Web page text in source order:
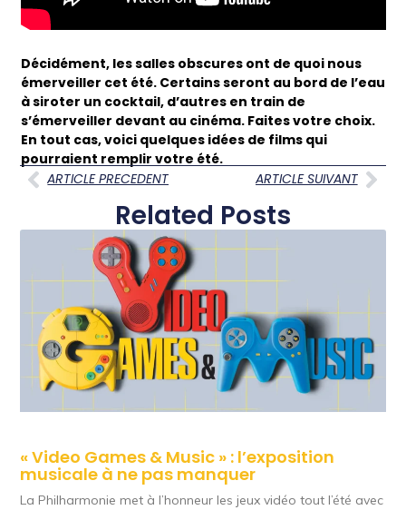
Décidément, les salles obscures ont de quoi nous
émerveiller cet été. Certains seront au bord de l’eau
à siroter un cocktail, d’autres en train de
s’émerveiller devant au cinéma. Faites votre choix.
En tout cas, voici quelques idées de films qui
pourraient remplir votre été.
ARTICLE PRECEDENT
ARTICLE SUIVANT
Related Posts
« Video Games & Music » : l’exposition
musicale à ne pas manquer
La Philharmonie met à l’honneur les jeux vidéo tout l’été avec